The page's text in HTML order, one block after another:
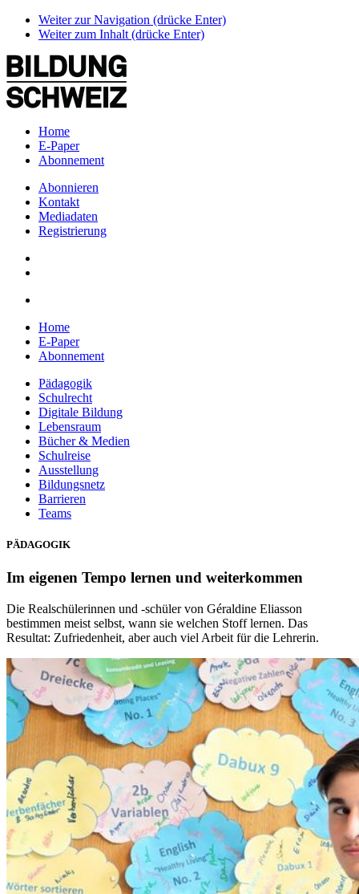
Weiter zur Navigation (drücke Enter)
Weiter zum Inhalt (drücke Enter)
Home
E-Paper
Abonnement
Abonnieren
Kontakt
Mediadaten
Registrierung
Home
E-Paper
Abonnement
Pädagogik
Schulrecht
Digitale Bildung
Lebensraum
Bücher & Medien
Schulreise
Ausstellung
Bildungsnetz
Barrieren
Teams
PÄDAGOGIK
Im eigenen Tempo lernen und weiterkommen
Die Realschülerinnen und -schüler von Géraldine Eliasson
bestimmen meist selbst, wann sie welchen Stoff lernen. Das
Resultat: Zufriedenheit, aber auch viel Arbeit für die Lehrerin.